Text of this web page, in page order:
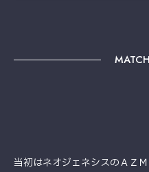
当初はネオジェネシスのＡＺ